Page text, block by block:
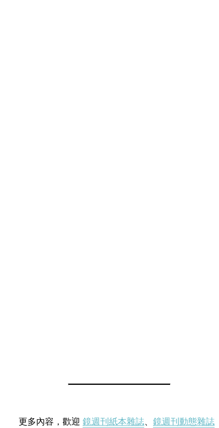
更多內容，歡迎 鏡週刊紙本雜誌、 鏡週刊動態雜誌